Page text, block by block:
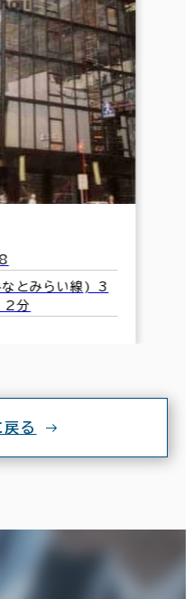
なとみらい線) 3
2分
る